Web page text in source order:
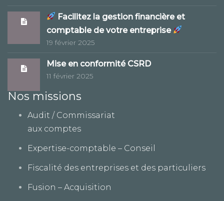
Facilitez la gestion financière et
comptable de votre entreprise
19 février 2025
Mise en conformité CSRD
11 février 2025
Nos missions
Audit / Commissariat
aux comptes
Expertise-comptable – Conseil
Fiscalité des entreprises et des particuliers
Fusion – Acquisition